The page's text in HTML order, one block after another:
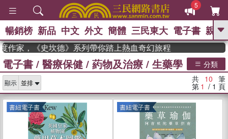
5
GO
熱搜： 東野圭吾 、 高希均教授回憶錄
、 The Odyssey 、 父親節 、 如果歷
國際布克
獎 臺灣漫遊錄 、 方念華 、 台灣的李
登輝時代 、 數學女孩：黎曼猜想
偉大的迷走神經
暢銷榜 新品 中文 外文 簡體 三民東大 電子書 親子
家，《史坎德》系列帶你踏上熱血奇幻旅程
電子書 / 醫療保健 / 葯物及治療 / 生藥學 分類
顯示 共 10 筆
第 1 / 1 頁
書紐電子書 書紐電子書